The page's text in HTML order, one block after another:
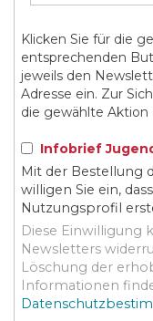
Klicken Sie für die
entsprechenden
jeweils den
Adresse ein. Zur
die gewählte Aktion
Infobrief
Mit der Bestellung
willigen Sie ein,
Nutzungsprofil
Diese Einwilligung
Newsletters
Löschung der
Informationen